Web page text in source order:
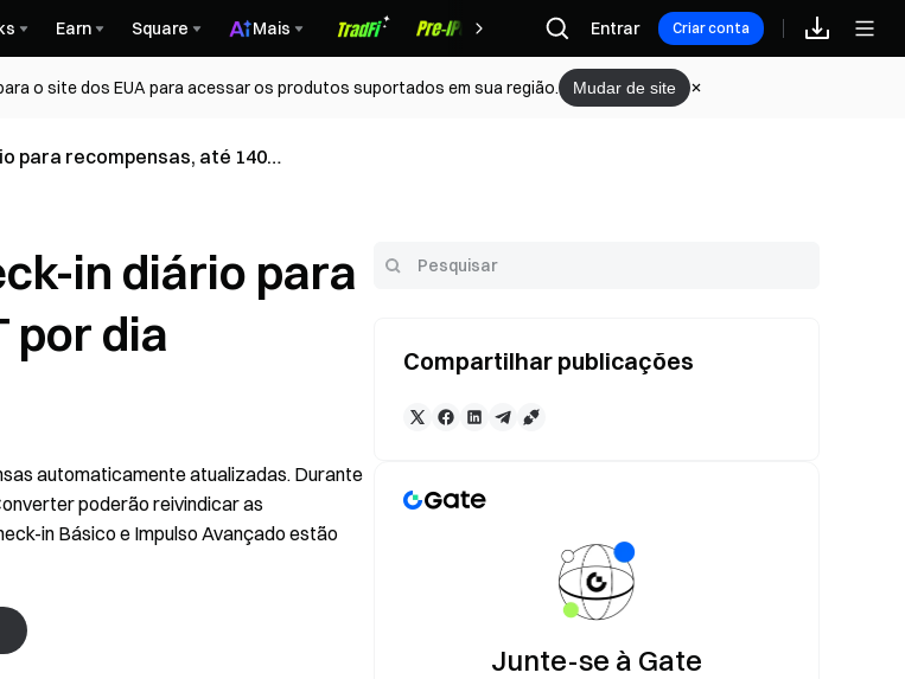
Earn Square Mais Recompensas
Entrar Criar conta
o site dos EUA para acessar os produtos suportados em sua região. Mudar de site
para recompensas, até 140
in diário para
por dia
automaticamente atualizadas. Durante
poderão reivindicar as
in Básico e Impulso Avançado estão
Compartilhar publicações
Junte-se à Gate